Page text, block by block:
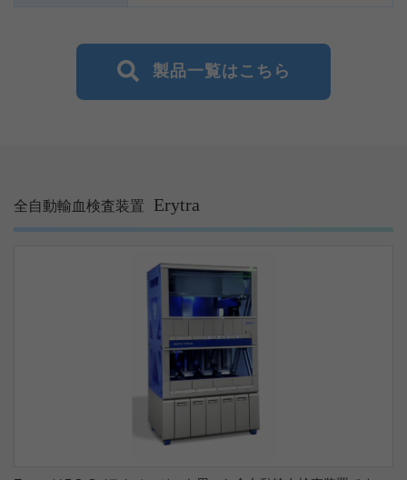
製品一覧はこちら
全自動輸血検査装置 Erytra